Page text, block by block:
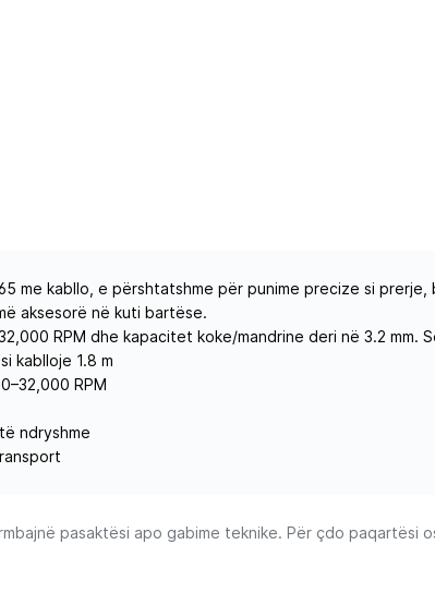
me kabllo, e përshtatshme për punime precize si
aksesorë në kuti bartëse.
RPM dhe kapacitet koke/mandrine deri në 3.2
kablloje 1.8 m
RPM
ndryshme
pasaktësi apo gabime teknike. Për çdo paqartësi